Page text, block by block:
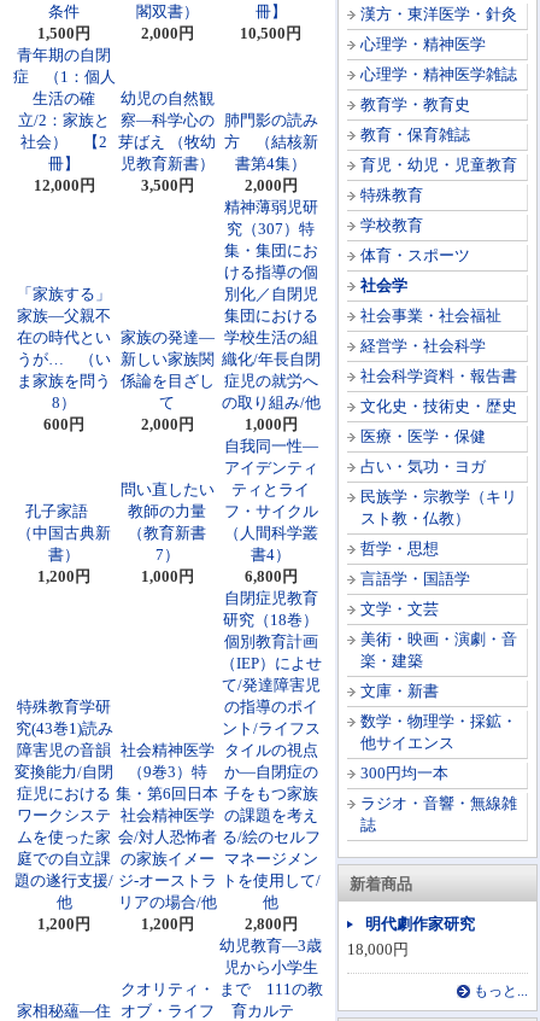
漢方・東洋医学・針灸
心理学・精神医学
心理学・精神医学雑誌
教育学・教育史
教育・保育雑誌
育児・幼児・児童教育
特殊教育
学校教育
体育・スポーツ
社会学
社会事業・社会福祉
経営学・社会科学
社会科学資料・報告書
文化史・技術史・歴史
医療・医学・保健
占い・気功・ヨガ
民族学・宗教学（キリ
スト教・仏教）
哲学・思想
言語学・国語学
文学・文芸
美術・映画・演劇・音
楽・建築
文庫・新書
数学・物理学・採鉱・
他サイエンス
300円均一本
ラジオ・音響・無線雑
誌
新着商品
明代劇作家研究
18,000円
もっと...
条件
1,500円
閣双書）
2,000円
冊】
10,500円
青年期の自閉
症 （1：個人
生活の確
立/2：家族と
社会） 【2
冊】
12,000円
幼児の自然観
察―科学心の
芽ばえ （牧幼
児教育新書）
3,500円
肺門影の読み
方 （結核新
書第4集）
2,000円
「家族する」
家族―父親不
在の時代とい
うが… （い
ま家族を問う
8）
600円
家族の発達―
新しい家族関
係論を目ざし
て
2,000円
精神薄弱児研
究（307）特
集・集団にお
ける指導の個
別化／自閉児
集団における
学校生活の組
織化/年長自閉
症児の就労へ
の取り組み/他
1,000円
孔子家語
（中国古典新
書）
1,200円
問い直したい
教師の力量
（教育新書
7）
1,000円
自我同一性―
アイデンティ
ティとライ
フ・サイクル
（人間科学叢
書4）
6,800円
特殊教育学研
究(43巻1)読み
障害児の音韻
変換能力/自閉
症児における
ワークシステ
ムを使った家
庭での自立課
題の遂行支援/
他
1,200円
社会精神医学
（9巻3）特
集・第6回日本
社会精神医学
会/対人恐怖者
の家族イメー
ジ-オーストラ
リアの場合/他
1,200円
自閉症児教育
研究（18巻）
個別教育計画
（IEP）によせ
て/発達障害児
の指導のポイ
ント/ライフス
タイルの視点
か―自閉症の
子をもつ家族
の課題を考え
る/絵のセルフ
マネージメン
トを使用して/
他
2,800円
家相秘蘊―住
クオリティ・
オブ・ライフ
幼児教育―3歳
児から小学生
まで 111の教
育カルテ